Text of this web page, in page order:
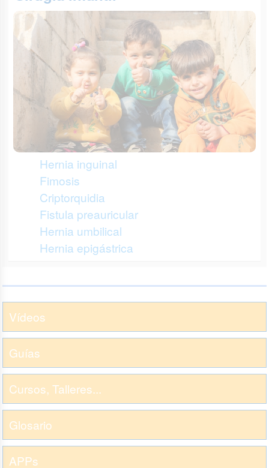
Hernia inguinal
Fimosis
Criptorquidia
Fistula preauricular
Hernia umbilical
Hernia epigástrica
Vídeos
Guías
Cursos, Talleres...
Glosario
APPs